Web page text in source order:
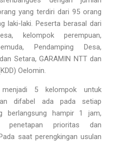
yang terdiri dari 95 orang
laki-laki. Peserta berasal dari
kelompok perempuan,
Pendamping Desa,
Setara, GARAMIN NTT dan
Oelomin.
5 kelompok untuk
difabel ada pada setiap
berlangsung hampir 1 jam,
prioritas dan
saat perengkingan usulan